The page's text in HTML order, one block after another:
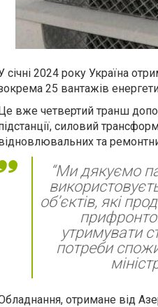
січні 2024 року Україна
25 вантажів
вже четвертий транш
силовий
та
“Ми дякуємо
об’єктів, які
утримувати
потреби
отримане від